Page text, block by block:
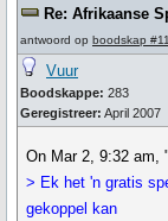
Re: Afrikaanse
antwoord op boodskap
Vuur
Boodskappe: 283
Geregistreer: April 2007
On Mar 2, 9:32 am,
> Ek het 'n gratis
gekoppel kan